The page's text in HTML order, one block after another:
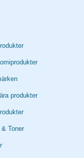
produkter
Toner